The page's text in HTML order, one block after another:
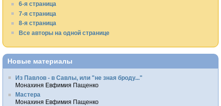
6-я страница
7-я страница
8-я страница
Все авторы на одной странице
Новые материалы
Из Павлов - в Савлы, или "не зная броду..."
Монахиня Евфимия Пащенко
Мастера
Монахиня Евфимия Пащенко